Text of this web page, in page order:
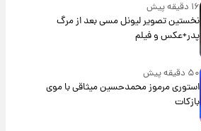
۱۶ دقیقه پیش
نخستین تصویر لیونل مسی بعد از مرگ
پدر+عکس و فیلم
۵۰ دقیقه پیش
استوری مرموز محمدحسین میثاقی با موی
بازکات